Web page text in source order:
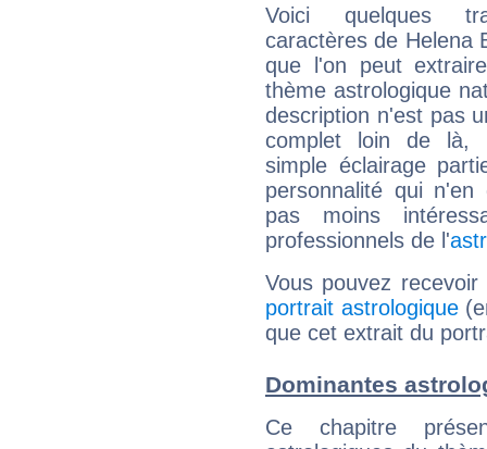
Voici quelques
caractères de Helena
que l'on peut
thème astrologique
description n'est pas
complet loin de là,
simple éclairage
personnalité qui n'en
pas moins
professionnels de l'
Vous pouvez
portrait astrologique
que cet extrait du
Dominantes
Ce chapitre